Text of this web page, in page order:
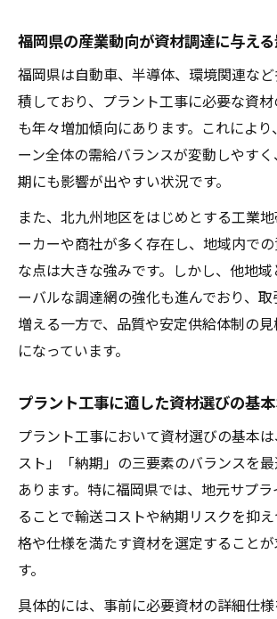
品質とコストバランスを保つ
点
現場で生きるサプライヤー管
トラブルを未然に防ぐ資材調
安定したプラント工事調達体制を
安定調達のためのプラント工
調達体制におけるリスクマネ
要性
プラント工事現場で役立つ発
善
サプライチェーン強化で実現
在庫管理の最適化がもたらす
効率化を目指すなら知っておきた
調達効率化に役立つ現場主導
コスト削減につながる資材選
プラント工事で求められる品
サプライヤー比較で差が出る
プラント工事現場で起こる調
福岡県の産業動向が資材調達に与え
福岡県は自動車、半導体、環境関連な
積しており、プラント工事に必要な資
も年々増加傾向にあります。これにより
ーン全体の需給バランスが変動しやす
期にも影響が出やすい状況です。
また、北九州地区をはじめとする工業
ーカーや商社が多く存在し、地域内で
な点は大きな強みです。しかし、他地
ーバルな調達網の強化も進んでおり、
増える一方で、品質や安定供給体制の
になっています。
プラント工事に適した資材選びの基
プラント工事において資材選びの基本
スト」「納期」の三要素のバランスを
あります。特に福岡県では、地元サプ
ることで輸送コストや納期リスクを抑
格や仕様を満たす資材を選定すること
す。
具体的には、事前に必要資材の詳細仕